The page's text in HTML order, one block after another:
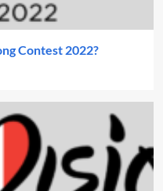
Contest 2022?